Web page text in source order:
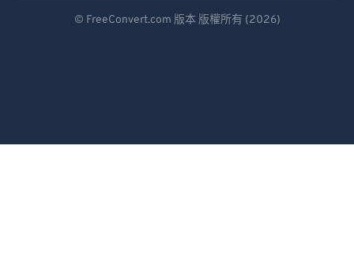
© FreeConvert.com 版本 版權所有 (2026)